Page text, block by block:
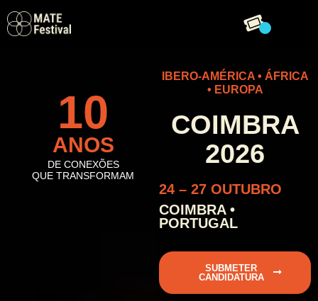
10
ANOS
DE CONEXÕES
QUE TRANSFORMAM
IBERO-AMÉRICA • ÁFRICA
• EUROPA
COIMBRA
2026
24 – 27 OUTUBRO
COIMBRA •
PORTUGAL
SUBMETER
CANDIDATURA